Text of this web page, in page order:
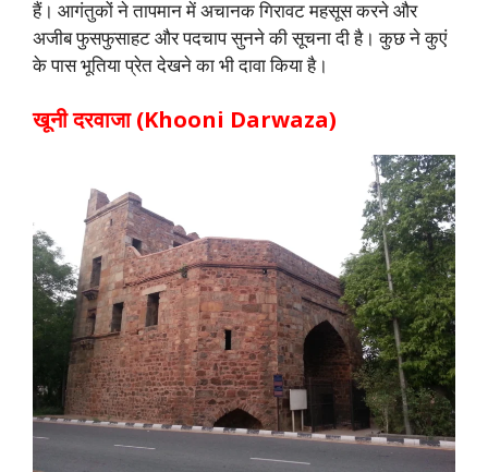
हैं। आगंतुकों ने तापमान में अचानक गिरावट महसूस करने और
अजीब फुसफुसाहट और पदचाप सुनने की सूचना दी है। कुछ ने कुएं
के पास भूतिया प्रेत देखने का भी दावा किया है।
खूनी दरवाजा (Khooni Darwaza)